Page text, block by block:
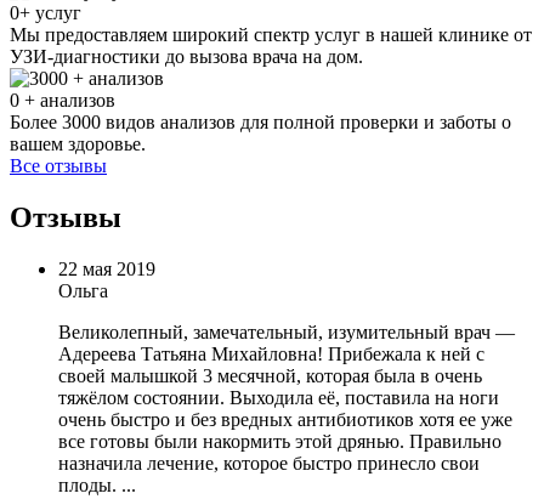
0+ услуг
Мы предоставляем широкий спектр услуг в нашей клинике от
УЗИ-диагностики до вызова врача на дом.
0 + анализов
Более 3000 видов анализов для полной проверки и заботы о
вашем здоровье.
Все отзывы
Отзывы
22 мая 2019
Ольга
Великолепный, замечательный, изумительный врач —
Адереева Татьяна Михайловна! Прибежала к ней с
своей малышкой 3 месячной, которая была в очень
тяжёлом состоянии. Выходила её, поставила на ноги
очень быстро и без вредных антибиотиков хотя ее уже
все готовы были накормить этой дрянью. Правильно
назначила лечение, которое быстро принесло свои
плоды. ...